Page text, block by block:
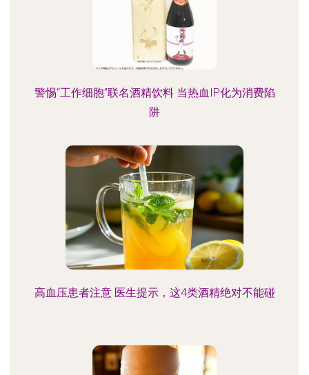
警惕“工作细胞”联名酒精饮料 当热血IP化为消费陷
阱
高血压患者注意 医生提示，这4类酒精绝对不能碰